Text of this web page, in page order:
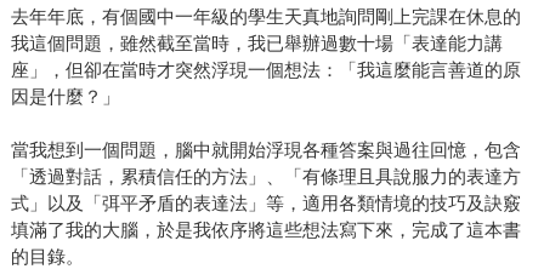
去年年底，有個國中一年級的學生天真地詢問剛上完課在休息的
我這個問題，雖然截至當時，我已舉辦過數十場「表達能力講
座」，但卻在當時才突然浮現一個想法：「我這麼能言善道的原
因是什麼？」
當我想到一個問題，腦中就開始浮現各種答案與過往回憶，包含
「透過對話，累積信任的方法」、「有條理且具說服力的表達方
式」以及「弭平矛盾的表達法」等，適用各類情境的技巧及訣竅
填滿了我的大腦，於是我依序將這些想法寫下來，完成了這本書
的目錄。